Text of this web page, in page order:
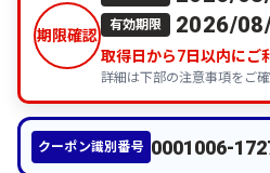
期限確認
有効期限 2026/
取得日から7 日以内にご
詳細は下部の注意事項をご
クーポン識別番号 0001006-